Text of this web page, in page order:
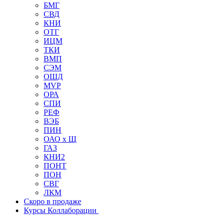
БМГ
СВД
КНИ
ОТГ
ИЦМ
ТКИ
ВМП
СЭМ
ОШД
MVP
ОРА
СПИ
РЕФ
ВЭБ
ПИН
ОАО х Щ
ГАЗ
КНИ2
ПОНТ
ПОН
СВГ
ЛКМ
Скоро в продаже
Курсы Коллаборации